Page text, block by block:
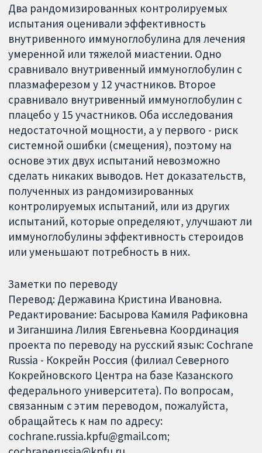
Два рандомизированных контролируемых
испытания оценивали эффективность
внутривенного иммуноглобулина для лечения
умеренной или тяжелой миастении. Одно
сравнивало внутривенный иммуноглобулин с
плазмаферезом у 12 участников. Второе
сравнивало внутривенный иммуноглобулин с
плацебо у 15 участников. Оба исследования
недостаточной мощности, а у первого - риск
системной ошибки (смещения), поэтому на
основе этих двух испытаний невозможно
сделать никаких выводов. Нет доказательств,
полученных из рандомизированных
контролируемых испытаний, или из других
испытаний, которые определяют, улучшают ли
иммуноглобулины эффективность стероидов
или уменьшают потребность в них.
Заметки по переводу
Перевод: Державина Кристина Ивановна.
Редактирование: Басырова Камиля Рафиковна
и Зиганшина Лилия Евгеньевна Координация
проекта по переводу на русский язык: Cochrane
Russia - Кокрейн Россия (филиал Северного
Кокрейновского Центра на базе Казанского
федерального университета). По вопросам,
связанным с этим переводом, пожалуйста,
обращайтесь к нам по адресу:
cochrane.russia.kpfu@gmail.com;